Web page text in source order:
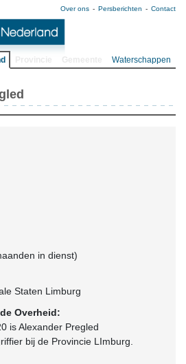
Over ons Persberichten Contact
Waterschappen
in dienst)
Staten Limburg
Overheid:
is Alexander Pregled
bij de Provincie LImburg.